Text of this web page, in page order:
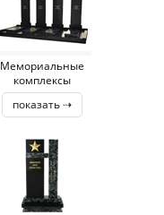
Мемориальные
комплексы
показать ⇢